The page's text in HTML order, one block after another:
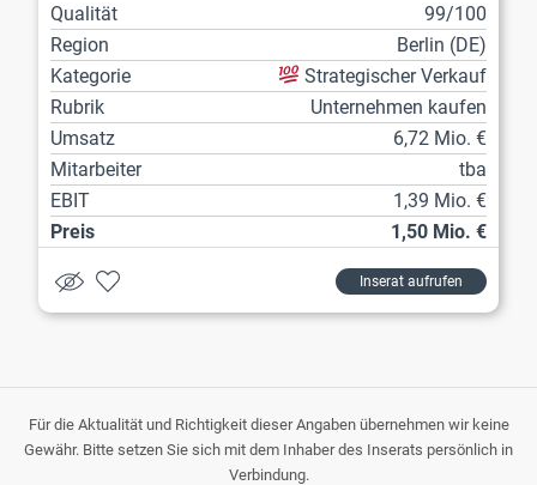
Qualität
99/100
Region
Berlin (DE)
Kategorie
Strategischer Verkauf
Rubrik
Unternehmen kaufen
Umsatz
6,72 Mio. €
Mitarbeiter
tba
EBIT
1,39 Mio. €
Preis
1,50 Mio. €
Inserat aufrufen
Für die Aktualität und Richtigkeit dieser Angaben übernehmen wir keine
Gewähr. Bitte setzen Sie sich mit dem Inhaber des Inserats persönlich in
Verbindung.